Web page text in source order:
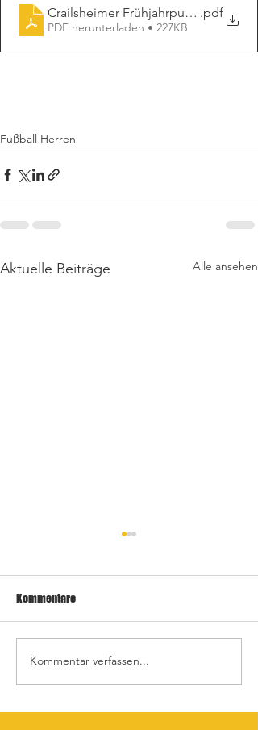
Crailsheimer Frühjahrputz 2025
.pdf
PDF herunterladen • 227KB
Fußball Herren
Aktuelle Beiträge Alle ansehen
Letztes Heimspiel gegen
Crailsheim
Kommentare
Kommentar verfassen...